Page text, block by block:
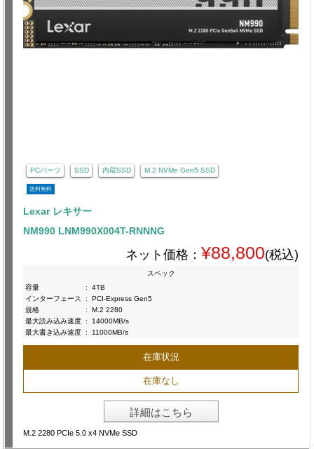
PCパーツ SSD 内蔵SSD M.2 NVMe Gen5 SSD
送料無料
Lexar レキサー
NM990 LNM990X004T-RNNNG
ネット価格： ¥88,800(税込)
スペック
容量
:
4TB
インターフェース
:
PCI-Express Gen5
規格
:
M.2 2280
最大読み込み速度 :
14000MB/s
最大書き込み速度 : 11000MB/s
在庫状況
在庫なし
詳細はこちら
M.2 2280 PCIe 5.0 x4 NVMe SSD